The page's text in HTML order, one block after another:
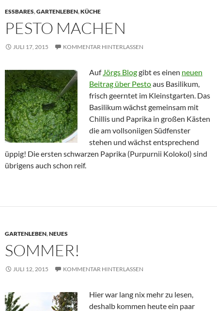
ESSBARES,GARTENLEBEN,KÜCHE
PESTO MACHEN
JULI 17, 2015 KOMMENTAR HINTERLASSEN
Auf Jörgs Bloggibt es einen neuen
Beitrag über Pestoaus Basilikum,
frisch geerntet im Kleinstgarten. Das
Basilikum wächst gemeinsam mit
Chillis und Paprika in großen Kästen
die am vollsoniigen Südfenster
stehen und wächst entsprechend
üppig! Die ersten schwarzen Paprika (Purpurnii Kolokol) sind
übrigens auch schon reif.
GARTENLEBEN,NEUES
SOMMER!
JULI 12, 2015 KOMMENTAR HINTERLASSEN
Hier war lang nix mehr zu lesen,
deshalb kommen heute ein paar